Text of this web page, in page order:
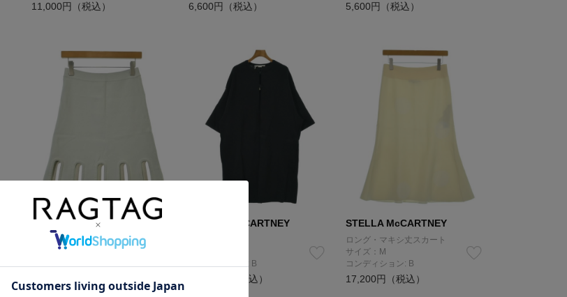
11,000円（税込） 6,600円（税込） 5,600円（税込）
STELLA McCARTNEY
ひざ丈スカート
サイズ：40(M位)
STELLA McCARTNEY
コンディション: B
44,000円（税込）
STELLA McCARTNEY
ロング・マキシ丈スカート
サイズ：M
コンディション: B
17,200円（税込）